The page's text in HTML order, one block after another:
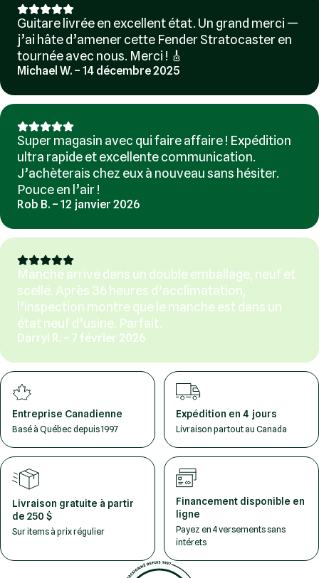
Guitare livrée en excellent état. Un grand merci —
j’ai hâte d’amener cette Fender Stratocaster en
tournée avec nous. Merci ! 🎸
Michael W. – 14 décembre 2025
Super magasin avec qui faire affaire ! Expédition
ultra rapide et excellente communication.
J’achèterais chez eux à nouveau sans hésiter.
Pouce en l’air !
Rob B. – 12 janvier 2026
Manche arrivé dans un double emballage, neuf et
scellé. Après 36 heures d’acclimatation,
l’inspection montre que le manche est dans un
état neuf d’usine. Parfait.
Darryl R. – 7 février 2026
Entreprise Canadienne
Basé à Québec depuis 1997
Expédition en 4 jours
Livraison partout au Canada
Livraison gratuite à partir
de 250 $
Sur items à prix régulier
Financement disponible en
ligne
Payez en 4 versements sans
intérets